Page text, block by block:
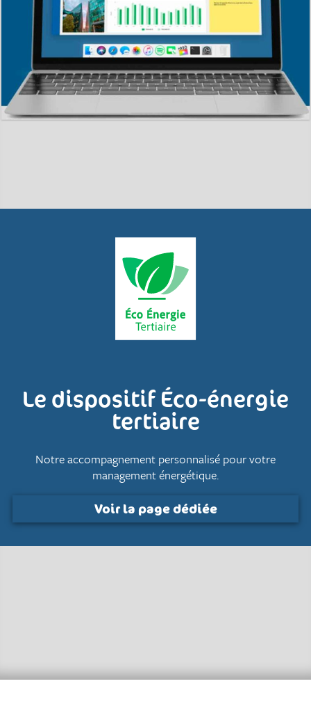
Le dispositif Éco-énergie
tertiaire
Notre accompagnement personnalisé pour votre
management énergétique.
Voir la page dédiée